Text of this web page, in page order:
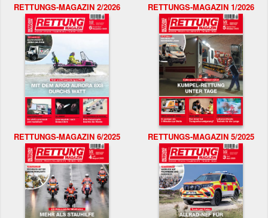
RETTUNGS-MAGAZIN 2/2026 RETTUNGS-MAGAZIN 1/2026
RETTUNGS-MAGAZIN 6/2025 RETTUNGS-MAGAZIN 5/2025